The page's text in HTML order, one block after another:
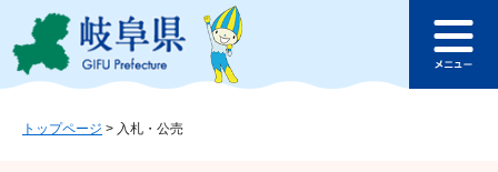
ジ
ュ
このページの本文へ
ュ
トップページ > 入札・公売